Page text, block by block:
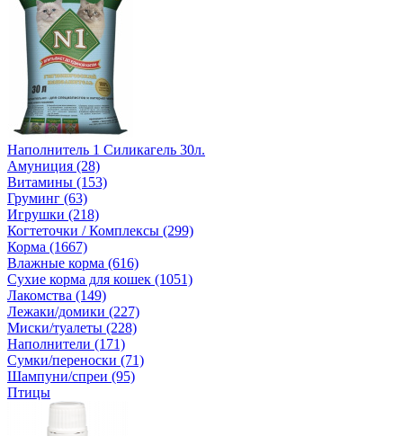
Наполнитель 1 Силикагель 30л.
Амуниция (28)
Витамины (153)
Груминг (63)
Игрушки (218)
Когтеточки / Комплексы (299)
Корма (1667)
Влажные корма (616)
Сухие корма для кошек (1051)
Лакомства (149)
Лежаки/домики (227)
Миски/туалеты (228)
Наполнители (171)
Сумки/переноски (71)
Шампуни/спреи (95)
Птицы